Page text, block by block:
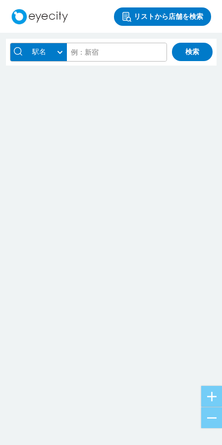
リストから店舗を検索
駅名 検索